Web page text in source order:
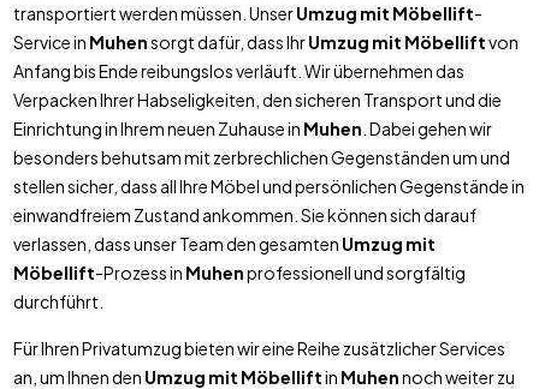
transportiert werden müssen. UnserUmzug mit Möbellift-
Service in Muhensorgt dafür, dass IhrUmzug mit Möbelliftvon
Anfang bis Ende reibungslos verläuft. Wir übernehmen das
Verpacken Ihrer Habseligkeiten, den sicheren Transport und die
Einrichtung in Ihrem neuen Zuhause in Muhen . Dabei gehen wir
besonders behutsam mit zerbrechlichen Gegenständen um und
stellen sicher, dass all Ihre Möbel und persönlichen Gegenstände in
einwandfreiem Zustand ankommen. Sie können sich darauf
verlassen, dass unser Team den gesamten Umzug mit
Möbellift-Prozess in Muhenprofessionell und sorgfältig
durchführt.
Für Ihren Privatumzug bieten wir eine Reihe zusätzlicher Services
an, um Ihnen den Umzug mit Möbelliftin Muhennoch weiter zu